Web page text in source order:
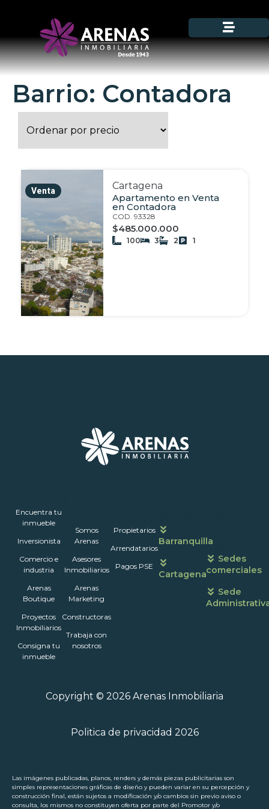
Barrio: Contadora
Venta
Cartagena
Apartamento en Venta
en Contadora
COD. 93328
$485.000.000
100 3 2 1
Encuentra tu
inmueble
Inversionista
Comercio e
industria
Arenas
Boutique
Proyectos
Inmobiliarios
Consigna tu
inmueble
Somos
Arenas
Asesores
Inmobiliarios
Arenas
Marketing
Constructoras
Trabaja con
nosotros
Propietarios
Arrendatarios
Pagos PSE
Barranquilla
Cartagena
atención
Sedes
comerciales
Sede
Copyright © 2026 Arenas Inmobiliaria
Politica de privacidad 2026
Las imágenes publicadas, planos, renders y demás piezas publicitarias son
simples representaciones gráficas de diseño y pueden variar en su percepción y
construcción final, están sujetos a modificación y/o cambios sin previo aviso o
consulta, los mismos no constituyen oferta por parte del Promotor y/o